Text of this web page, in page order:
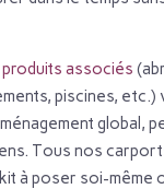
produits associés
piscines, etc.)
global,
Tous nos
à poser soi-même